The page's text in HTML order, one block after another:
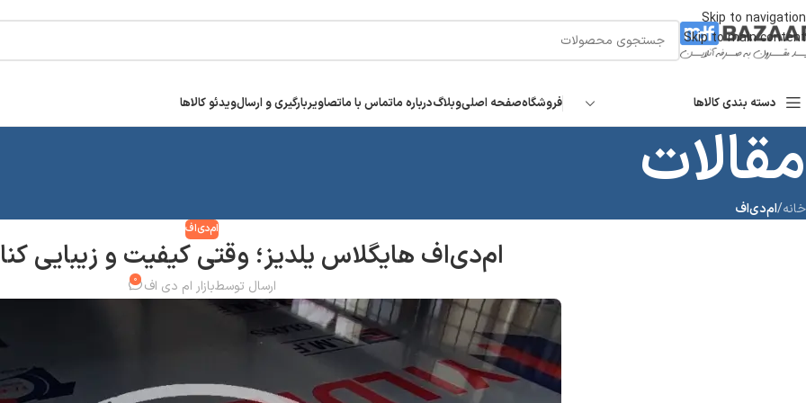
Skip to navigation
Skip to main content
دسته بندی کالاها فروشگاهصفحه اصلیوبلاگدرباره ماتماس با ماتصاویربارگیری و ارسالویدئو کالاها
مقالات
خانه/ام‌دی‌اف
ام‌دی‌اف
ام‌دی‌اف هایگلاس یلدیز؛ وقتی کیفیت و زیبایی
ارسال توسطبازار ام دی اف ۰